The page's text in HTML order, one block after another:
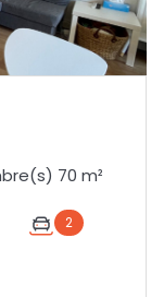
Appartement 3 pièce(s) 2 chambre(s) 70 m²
2